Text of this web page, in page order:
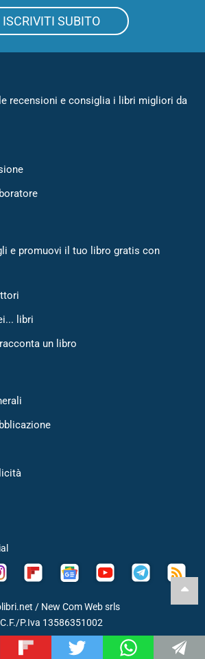
ISCRIVITI SUBITO
recensioni e consiglia i libri migliori da
e promuovi il tuo libro gratis con
libri
un libro
/ New Com Web srls
C.F./P.Iva 13586351002